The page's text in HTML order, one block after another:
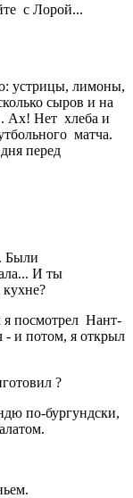
с Лорой...
устрицы, лимоны,
сыров и на
Ах! Нет хлеба и
матча.
перед
Были
И ты
я посмотрел Нант-
- и потом, я открыл
?
по-бургундски,